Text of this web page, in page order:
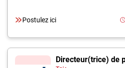
Postulez ici
Directeur(trice) de